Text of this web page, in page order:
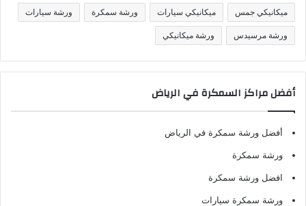
ميكانيكي جمس ميكانيكي سيارات ورشة سمكرة ورشة سيارات
ورشة مرسيدس ورشة ميكانيكي
أفضل مراكز السمكرة في الرياض
أفضل ورشة سمكرة في الرياض
ورشة سمكرة
افضل ورشة سمكرة
ورشة سمكرة سيارات